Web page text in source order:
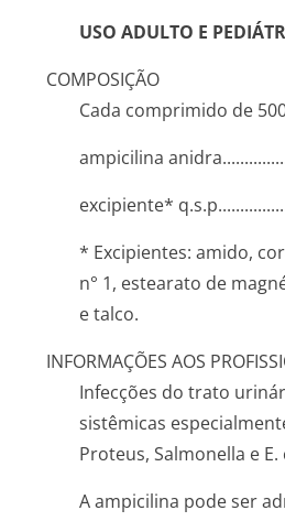
USO ADULTO E
COMPOSIÇÃO
Cada comprimido de
ampicilina
excipiente*
* Excipientes: amido,
n° 1, estearato de
e talco.
INFORMAÇÕES AOS
Infecções do trato
sistêmicas
Proteus, Salmonella e E.
A ampicilina pode ser